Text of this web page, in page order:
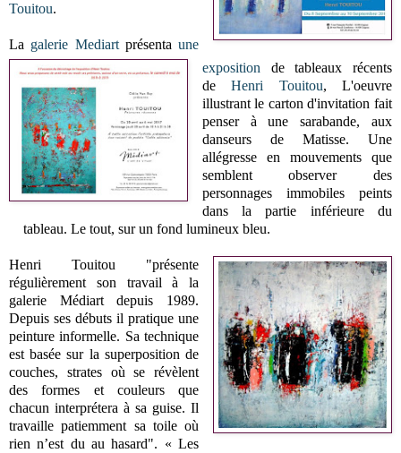
Touitou.
La galerie Mediartprésentaune
exposition de tableaux récents
deHenri Touitou, L'oeuvre
illustrant le carton d'invitation fait
penser à une sarabande, aux
danseurs de Matisse. Une
allégresse en mouvements que
semblent observer des
personnages immobiles peints
dans la partie inférieure du
tableau. Le tout, sur un fond lumineux bleu.
Henri Touitou "présente
régulièrement son travail à la
galerie Médiart depuis 1989.
Depuis ses débuts il pratique une
peinture informelle. Sa technique
est basée sur la superposition de
couches, strates où se révèlent
des formes et couleurs que
chacun interprétera à sa guise. Il
travaille patiemment sa toile où
rien n’est du au hasard". « Les